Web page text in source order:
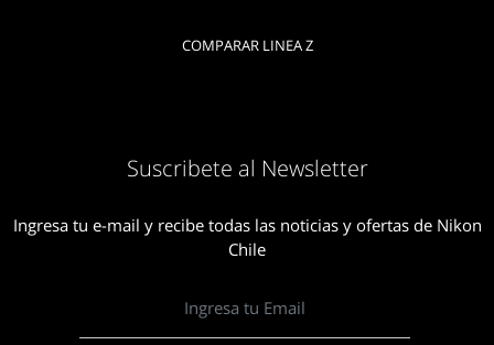
COMPARAR LINEA Z
Suscribete al Newsletter
Ingresa tu e-mail y recibe todas las noticias y ofertas de Nikon
Chile